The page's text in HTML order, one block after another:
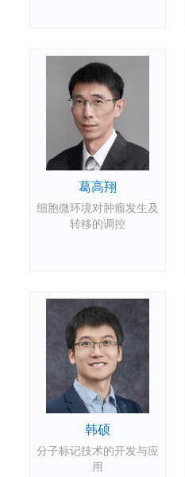
葛高翔
细胞微环境对肿瘤发生及
转移的调控
韩硕
分子标记技术的开发与应
用